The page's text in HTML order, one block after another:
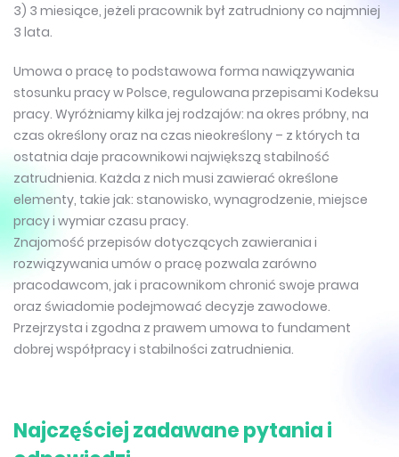
3) 3 miesiące, jeżeli pracownik był zatrudniony co najmniej
3 lata.
Umowa o pracę to podstawowa forma nawiązywania
stosunku pracy w Polsce, regulowana przepisami Kodeksu
pracy. Wyróżniamy kilka jej rodzajów: na okres próbny, na
czas określony oraz na czas nieokreślony – z których ta
ostatnia daje pracownikowi największą stabilność
zatrudnienia. Każda z nich musi zawierać określone
elementy, takie jak: stanowisko, wynagrodzenie, miejsce
pracy i wymiar czasu pracy.
Znajomość przepisów dotyczących zawierania i
rozwiązywania umów o pracę pozwala zarówno
pracodawcom, jak i pracownikom chronić swoje prawa
oraz świadomie podejmować decyzje zawodowe.
Przejrzysta i zgodna z prawem umowa to fundament
dobrej współpracy i stabilności zatrudnienia.
Najczęściej zadawane pytania i